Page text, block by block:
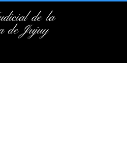
de la
de Jujuy